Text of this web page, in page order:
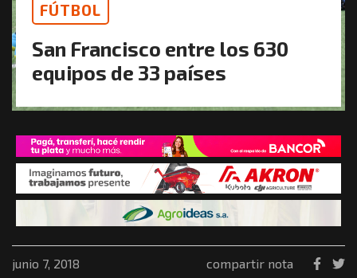
FÚTBOL
San Francisco entre los 630
equipos de 33 países
junio 7, 2018 compartir nota